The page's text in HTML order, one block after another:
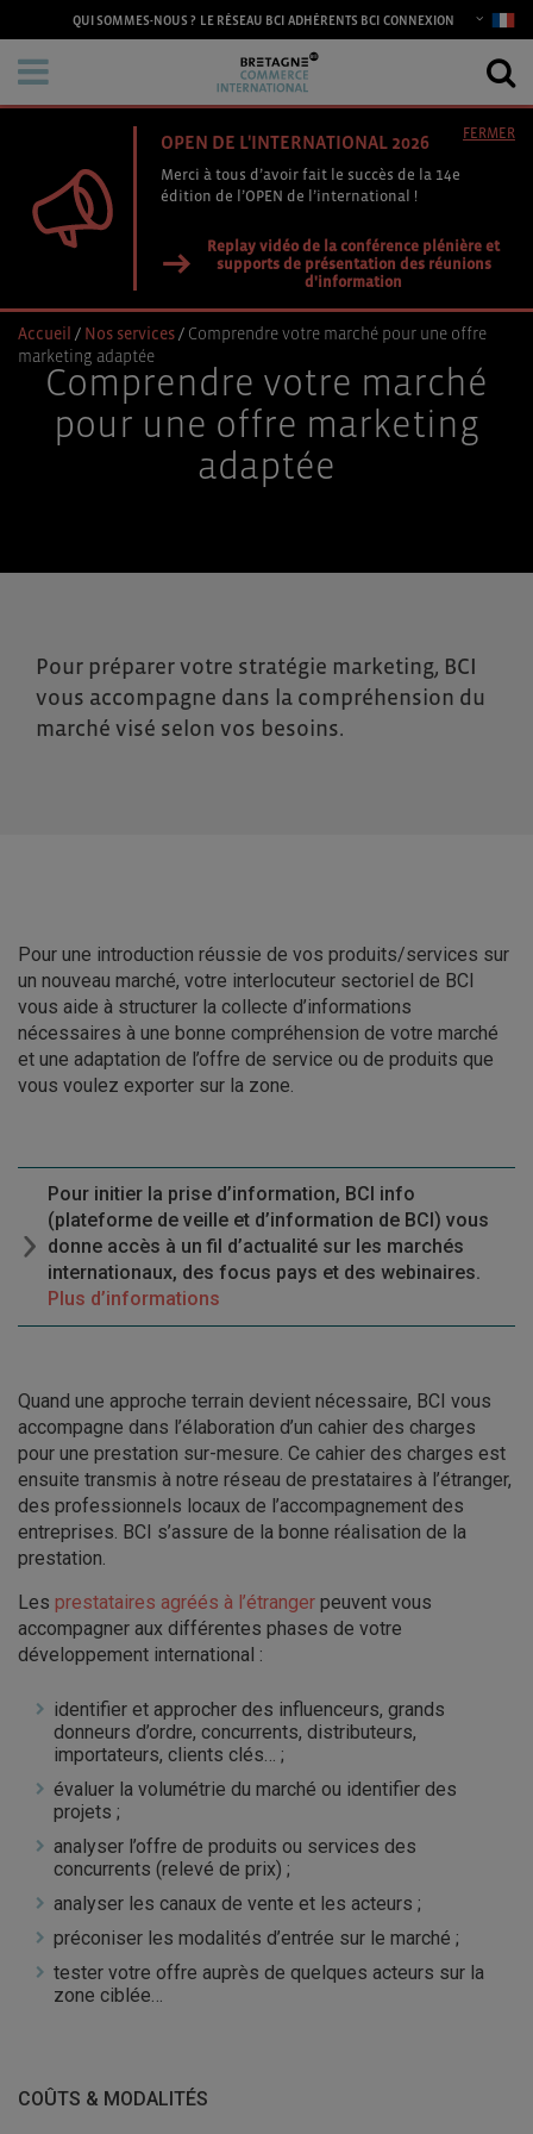
QUI SOMMES-NOUS ? LE RÉSEAU BCI ADHÉRENTS BCI CONNEXION
OPEN DE L'INTERNATIONAL 2026
Merci à tous d’avoir fait le succès de la 14e
édition de l’OPEN de l’international !
Replay vidéo de la conférence plénière et
supports de présentation des réunions
d'information
FERMER
Accueil / Nos services/ Comprendre votre marché pour une offre
marketing adaptée
Comprendre votre marché
pour une offre marketing
adaptée
Pour préparer votre stratégie marketing, BCI
vous accompagne dans la compréhension du
marché visé selon vos besoins.
Pour une introduction réussie de vos produits/services sur
un nouveau marché, votre interlocuteur sectoriel de BCI
vous aide à structurer la collecte d’informations
nécessaires à une bonne compréhension de votre marché
et une adaptation de l’offre de service ou de produits que
vous voulez exporter sur la zone.
Pour initier la prise d’information, BCI info
(plateforme de veille et d’information de BCI) vous
donne accès à un fil d’actualité sur les marchés
internationaux, des focus pays et des webinaires.
Plus d’informations
Quand une approche terrain devient nécessaire, BCI vous
accompagne dans l’élaboration d’un cahier des charges
pour une prestation sur-mesure. Ce cahier des charges est
ensuite transmis à notre réseau de prestataires à l’étranger,
des professionnels locaux de l’accompagnement des
entreprises. BCI s’assure de la bonne réalisation de la
prestation.
Les prestataires agréés à l’étranger peuvent vous
accompagner aux différentes phases de votre
développement international :
identifier et approcher des influenceurs, grands
donneurs d’ordre, concurrents, distributeurs,
importateurs, clients clés… ;
évaluer la volumétrie du marché ou identifier des
projets ;
analyser l’offre de produits ou services des
concurrents (relevé de prix) ;
analyser les canaux de vente et les acteurs ;
préconiser les modalités d’entrée sur le marché ;
tester votre offre auprès de quelques acteurs sur la
zone ciblée…
COÛTS & MODALITÉS